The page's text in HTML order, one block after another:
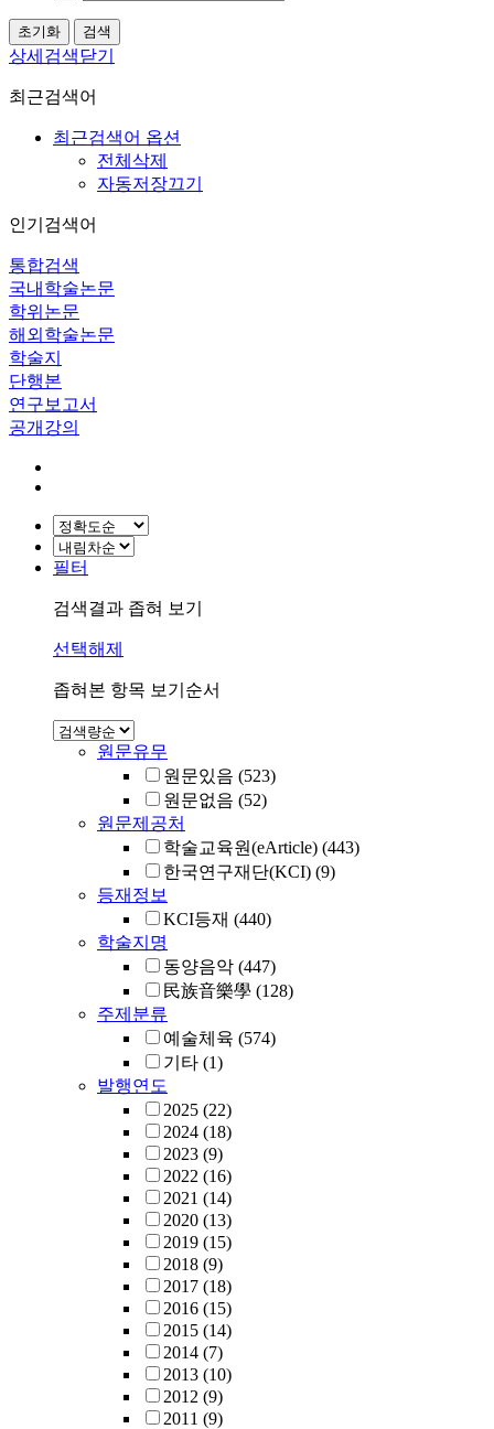
상세검색닫기
최근검색어
최근검색어 옵션
전체삭제
자동저장끄기
인기검색어
통합검색
국내학술논문
학위논문
해외학술논문
학술지
단행본
연구보고서
공개강의
필터
검색결과 좁혀 보기
선택해제
좁혀본 항목 보기순서
원문유무
원문있음 (523)
원문없음 (52)
원문제공처
학술교육원(eArticle) (443)
한국연구재단(KCI) (9)
등재정보
KCI등재 (440)
학술지명
동양음악 (447)
民族音樂學 (128)
주제분류
예술체육 (574)
기타 (1)
발행연도
2025 (22)
2024 (18)
2023 (9)
2022 (16)
2021 (14)
2020 (13)
2019 (15)
2018 (9)
2017 (18)
2016 (15)
2015 (14)
2014 (7)
2013 (10)
2012 (9)
2011 (9)